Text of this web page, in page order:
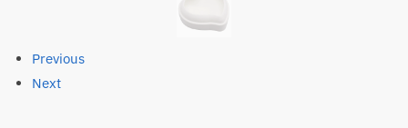
Previous
Next